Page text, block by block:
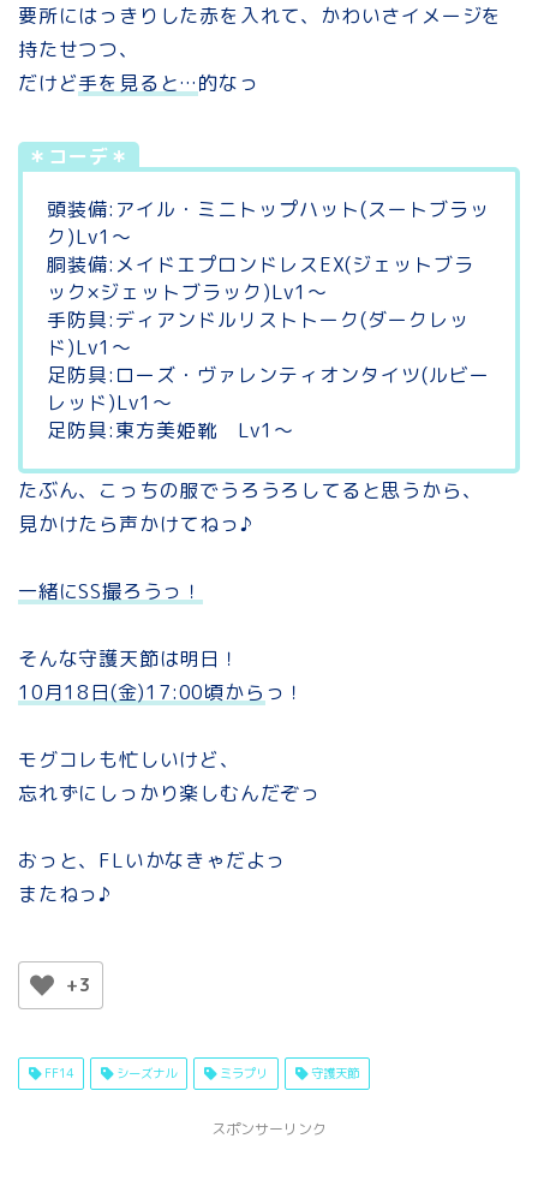
要所にはっきりした赤を入れて、かわいさイメージを
持たせつつ、
だけど手を見ると…的なっ
＊コーデ＊
頭装備:アイル・ミニトップハット(スートブラッ
ク)Lv1～
胴装備:メイドエプロンドレスEX(ジェットブラ
ック×ジェットブラック)Lv1～
手防具:ディアンドルリストトーク(ダークレッ
ド)Lv1～
足防具:ローズ・ヴァレンティオンタイツ(ルビー
レッド)Lv1～
足防具:東方美姫靴 Lv1～
たぶん、こっちの服でうろうろしてると思うから、
見かけたら声かけてねっ♪
一緒にSS撮ろうっ！
そんな守護天節は明日！
10月18日(金)17:00頃から っ！
モグコレも忙しいけど、
忘れずにしっかり楽しむんだぞっ
おっと、FLいかなきゃだよっ
またねっ♪
+3
FF14 シーズナル ミラプリ 守護天節
スポンサーリンク